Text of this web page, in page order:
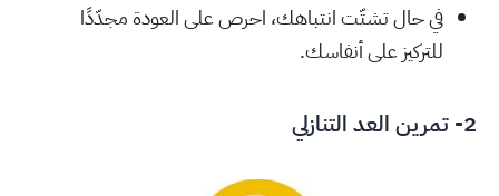
في حال تشتّت انتباهك، احرص على العودة مجدّدًا
للتركيز على أنفاسك.
2- تمرين العد التنازلي